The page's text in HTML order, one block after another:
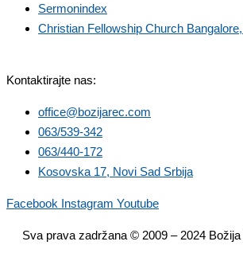
Sermonindex
Christian Fellowship Church
Kontaktirajte nas:
office@bozijarec.com
063/539-342
063/440-172
Kosovska 17, Novi Sad Srbija
Facebook Instagram Youtube
Sva prava zadržana © 2009 – 2024 Božija